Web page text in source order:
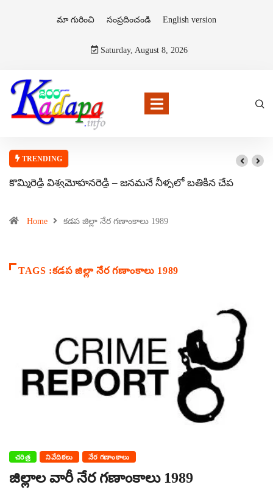
మా గురించి సంప్రదించండి English version
Saturday, August 8, 2026
TRENDING
కొమ్మిరెడ్డి విశ్వమోహనరెడ్డి – జనమనే నీళ్ళలో బతికిన చేప
Home కడప జిల్లా నేర గణాంకాలు 1989
TAGS :కడప జిల్లా నేర గణాంకాలు 1989
చరిత్ర నివేదికలు నేర గణాంకాలు
జిల్లాల వారీ నేర గణాంకాలు 1989